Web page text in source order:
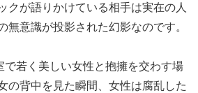
クが語りかけている相手は実在の人
無意識が投影された幻影なのです。
で若く美しい女性と抱擁を交わす場
の背中を見た瞬間、女性は腐乱した